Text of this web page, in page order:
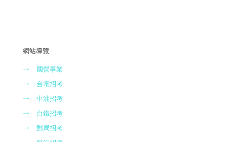
網站導覽
→
國營事業
→
台電招考
→
中油招考
→
台鐵招考
→
郵局招考